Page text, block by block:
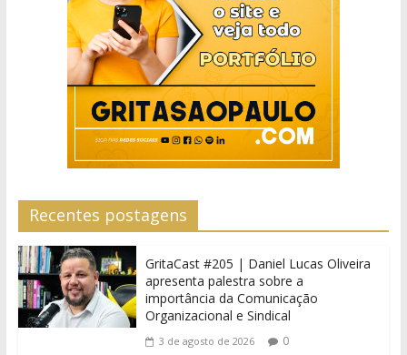
Recentes postagens
GritaCast #205 | Daniel Lucas Oliveira
apresenta palestra sobre a
importância da Comunicação
Organizacional e Sindical
3 de agosto de 2026 0